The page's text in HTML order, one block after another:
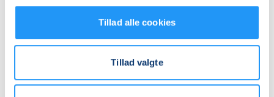
Tillad alle cookies
Tillad valgte